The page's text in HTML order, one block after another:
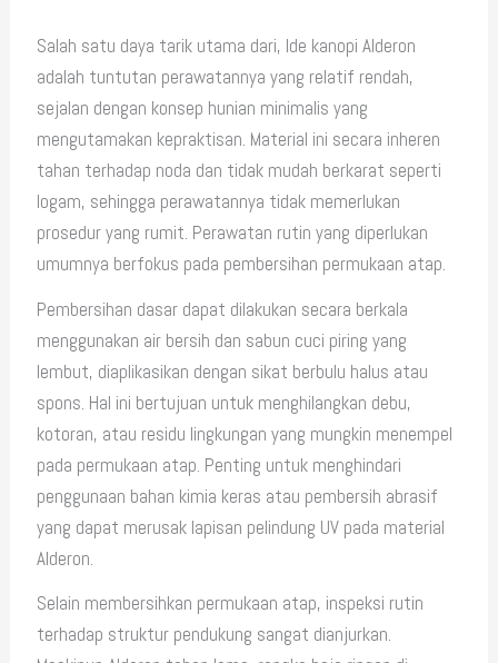
Salah satu daya tarik utama dari, Ide kanopi Alderon
adalah tuntutan perawatannya yang relatif rendah,
sejalan dengan konsep hunian minimalis yang
mengutamakan kepraktisan. Material ini secara inheren
tahan terhadap noda dan tidak mudah berkarat seperti
logam, sehingga perawatannya tidak memerlukan
prosedur yang rumit. Perawatan rutin yang diperlukan
umumnya berfokus pada pembersihan permukaan atap.
Pembersihan dasar dapat dilakukan secara berkala
menggunakan air bersih dan sabun cuci piring yang
lembut, diaplikasikan dengan sikat berbulu halus atau
spons. Hal ini bertujuan untuk menghilangkan debu,
kotoran, atau residu lingkungan yang mungkin menempel
pada permukaan atap. Penting untuk menghindari
penggunaan bahan kimia keras atau pembersih abrasif
yang dapat merusak lapisan pelindung UV pada material
Alderon.
Selain membersihkan permukaan atap, inspeksi rutin
terhadap struktur pendukung sangat dianjurkan.